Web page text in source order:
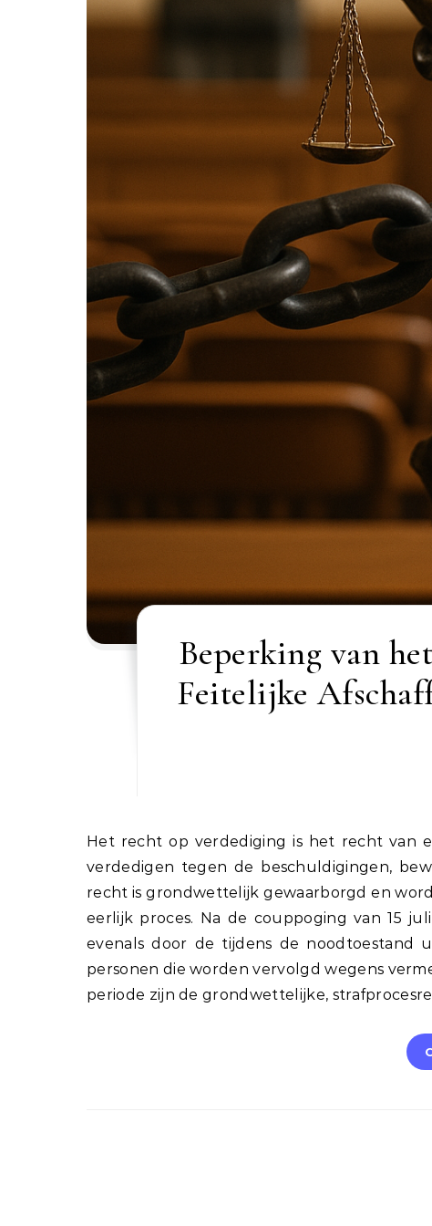
Beperking van
Feitelijke
Het recht op verdediging is het recht van een persoon die van een misdrijf wordt beschuldigd om zich te
verdedigen tegen de beschuldigingen,
recht is grondwettelijk gewaarborgd en
eerlijk proces. Na de couppoging van 15
evenals door de tijdens de noodtoestand
personen die worden vervolgd wegens
periode zijn de grondwettelijke,